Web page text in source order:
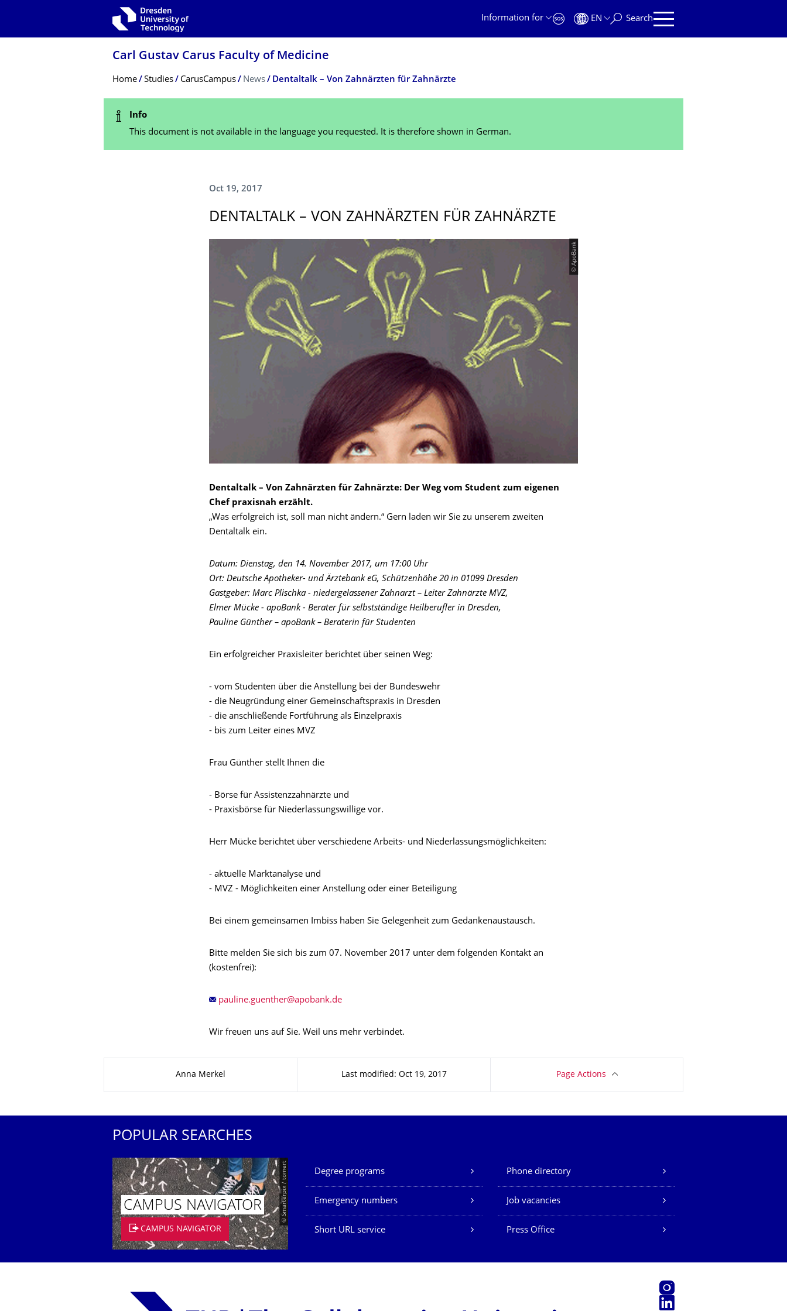
Information for
EN Search
Carl Gustav Carus Faculty of Medicine
Breadcrumb Menu
Home Studies CarusCampus News Dentaltalk – Von Zahnärzten für Zahnärzte
Status Message
Info
This document is not available in the language you requested. It is therefore shown in German.
Oct 19, 2017
DENTALTALK – VON ZAHNÄRZTEN FÜR ZAHNÄRZTE
© ApoBank
Dentaltalk – Von Zahnärzten für Zahnärzte: Der Weg vom Student zum eigenen
Chef praxisnah erzählt.
„Was erfolgreich ist, soll man nicht ändern.“ Gern laden wir Sie zu unserem zweiten
Dentaltalk ein.
Datum: Dienstag, den 14. November 2017, um 17:00 Uhr
Ort: Deutsche Apotheker- und Ärztebank eG, Schützenhöhe 20 in 01099 Dresden
Gastgeber: Marc Plischka - niedergelassener Zahnarzt – Leiter Zahnärzte MVZ,
Elmer Mücke - apoBank - Berater für selbstständige Heilberufler in Dresden,
Pauline Günther – apoBank – Beraterin für Studenten
Ein erfolgreicher Praxisleiter berichtet über seinen Weg:
- vom Studenten über die Anstellung bei der Bundeswehr
- die Neugründung einer Gemeinschaftspraxis in Dresden
- die anschließende Fortführung als Einzelpraxis
- bis zum Leiter eines MVZ
Frau Günther stellt Ihnen die
- Börse für Assistenzzahnärzte und
- Praxisbörse für Niederlassungswillige vor.
Herr Mücke berichtet über verschiedene Arbeits- und Niederlassungsmöglichkeiten:
- aktuelle Marktanalyse und
- MVZ - Möglichkeiten einer Anstellung oder einer Beteiligung
Bei einem gemeinsamen Imbiss haben Sie Gelegenheit zum Gedankenaustausch.
Bitte melden Sie sich bis zum 07. November 2017 unter dem folgenden Kontakt an
(kostenfrei):
Wir freuen uns auf Sie. Weil uns mehr verbindet.
Anna Merkel Last modified: Oct 19, 2017 Page Actions
POPULAR SEARCHES
© Smarterpix / tomert
CAMPUS NAVIGATOR
CAMPUS NAVIGATOR
Our Services
Degree programs Phone directory
Emergency numbers Job vacancies
Short URL service Press Office
Instagram
LinkedIn